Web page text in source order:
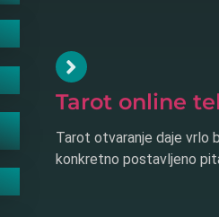
Tarot online
Tarot otvaranje daje vrlo
konkretno postavljeno